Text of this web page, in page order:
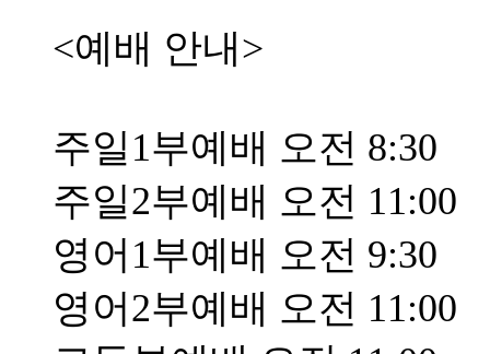
<예배 안내>
주일1부예배 오전 8:30
주일2부예배 오전 11:00
영어1부예배 오전 9:30
영어2부예배 오전 11:00